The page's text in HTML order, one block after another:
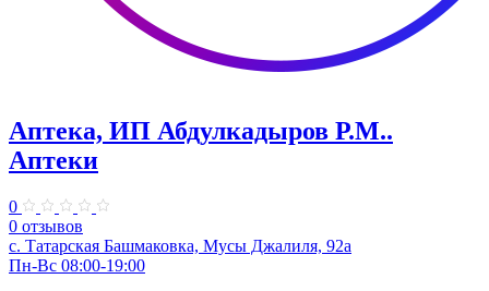
Аптека, ИП Абдулкадыров Р.М..
Аптеки
0
0 отзывов
с. Татарская Башмаковка, Мусы Джалиля, 92а
Пн-Вс 08:00-19:00